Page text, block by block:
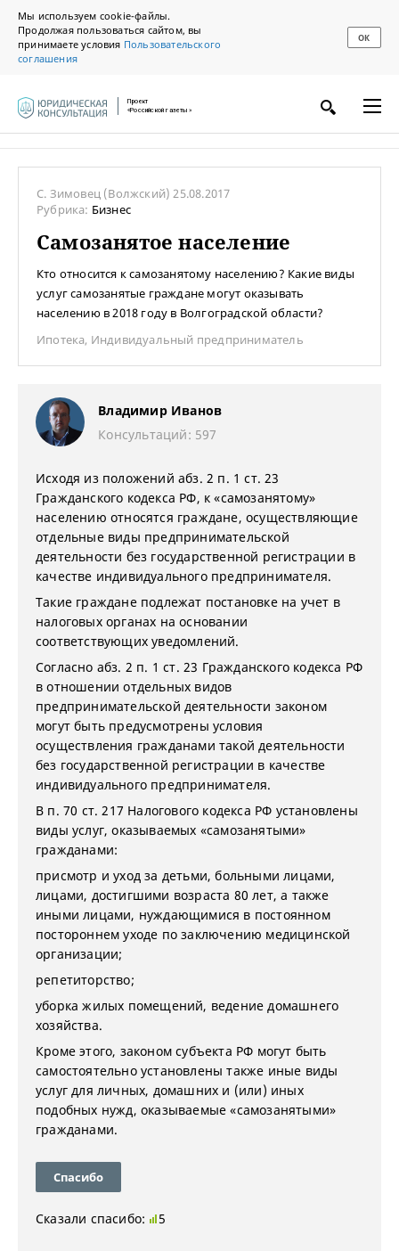
Мы используем cookie-файлы.
Продолжая пользоваться сайтом, вы
принимаете условия Пользовательского
соглашения
ОК
Проект
«Российской газеты»
С. Зимовец (Волжский)25.08.2017
Рубрика: Бизнес
Самозанятое население
Кто относится к самозанятому населению? Какие виды
услуг самозанятые граждане могут оказывать
населению в 2018 году в Волгоградской области?
Ипотека, Индивидуальный предприниматель
Владимир Иванов
Консультаций: 597
Исходя из положений абз. 2 п. 1 ст. 23
Гражданского кодекса РФ, к «самозанятому»
населению относятся граждане, осуществляющие
отдельные виды предпринимательской
деятельности без государственной регистрации в
качестве индивидуального предпринимателя.
Такие граждане подлежат постановке на учет в
налоговых органах на основании
соответствующих уведомлений.
Согласно абз. 2 п. 1 ст. 23 Гражданского кодекса РФ
в отношении отдельных видов
предпринимательской деятельности законом
могут быть предусмотрены условия
осуществления гражданами такой деятельности
без государственной регистрации в качестве
индивидуального предпринимателя.
В п. 70 ст. 217 Налогового кодекса РФ установлены
виды услуг, оказываемых «самозанятыми»
гражданами:
присмотр и уход за детьми, больными лицами,
лицами, достигшими возраста 80 лет, а также
иными лицами, нуждающимися в постоянном
постороннем уходе по заключению медицинской
организации;
репетиторство;
уборка жилых помещений, ведение домашнего
хозяйства.
Кроме этого, законом субъекта РФ могут быть
самостоятельно установлены также иные виды
услуг для личных, домашних и (или) иных
подобных нужд, оказываемые «самозанятыми»
гражданами.
Спасибо
Сказали спасибо: 5